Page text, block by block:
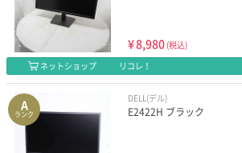
¥8,980 (税込)
ネットショップ
リコレ！
A
ランク
DELL(デル)
E2422H ブラック